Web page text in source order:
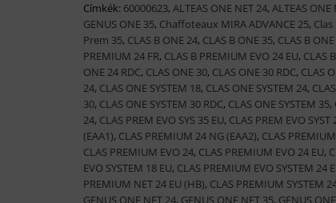
Címkék: 60000623, ALTEAS ONE NET 24, ALTEAS ONE
GENUS ONE 35, Chaffoteaux MIRA ADVANCE 25,
Prem 35, CLAS B ONE 24, CLAS B ONE 35, CLAS B
PREMIUM 24 FR, CLAS B PREMIUM EVO 24 EU, CLAS
ONE 24 RDC, CLAS ONE 30, CLAS ONE 30 RDC, CLAS
24, CLAS ONE SYSTEM 18, CLAS ONE SYSTEM 24,
30, CLAS ONE SYSTEM 30 RDC, CLAS ONE SYSTEM 35,
24, CLAS PREM EVO SYS 35 EU, CLAS PREM EVO SYST
(EAA1), CLAS PREMIUM 24 NG (EAA2), CLAS
CLAS PREMIUM EVO 24, CLAS PREMIUM EVO 24 EU,
EVO SYSTEM 18 EU, CLAS PREMIUM EVO SYSTEM 24
PREMIUM NET 24 EU (HB), CLAS PREMIUM SYSTEM
GENUS ONE NET 24, GENUS ONE NET 35, GENUS